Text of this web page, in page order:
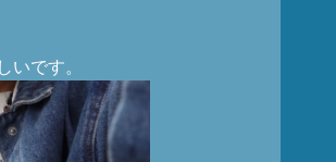
いです。